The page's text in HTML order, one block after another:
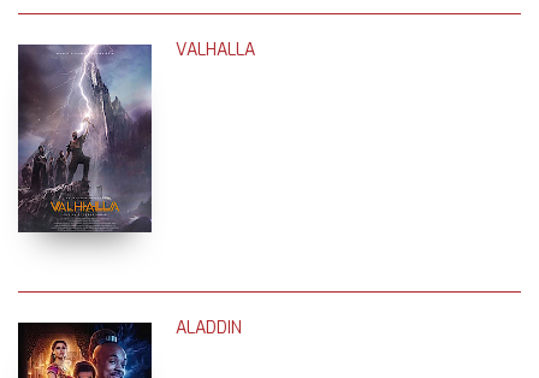
VALHALLA
ALADDIN